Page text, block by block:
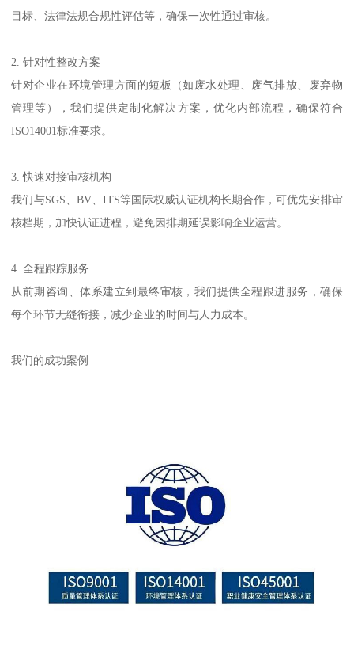
目标、法律法规合规性评估等，确保一次性通过审核。
2. 针对性整改方案
针对企业在环境管理方面的短板（如废水处理、废气排放、废弃物
管理等），我们提供定制化解决方案，优化内部流程，确保符合
ISO14001标准要求。
3. 快速对接审核机构
我们与SGS、BV、ITS等国际权威认证机构长期合作，可优先安排审
核档期，加快认证进程，避免因排期延误影响企业运营。
4. 全程跟踪服务
从前期咨询、体系建立到最终审核，我们提供全程跟进服务，确保
每个环节无缝衔接，减少企业的时间与人力成本。
我们的成功案例